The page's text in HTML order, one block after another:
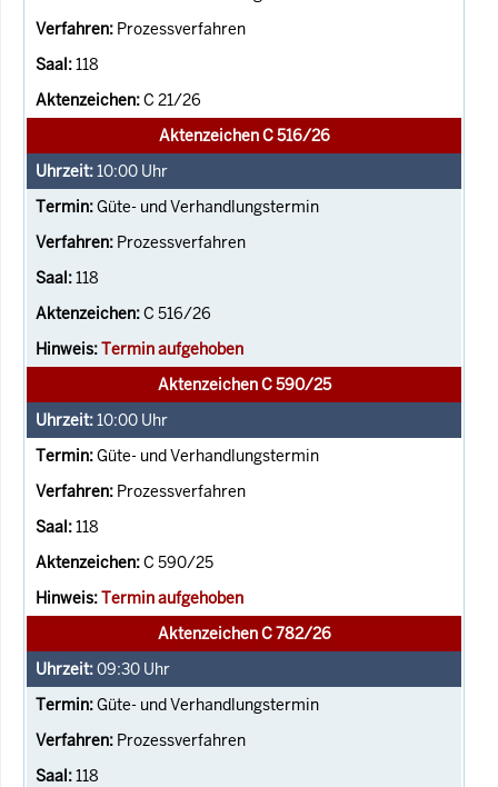
Prozessverfahren
118
C 21/26
Aktenzeichen C 516/26
10:00 Uhr
Güte- und Verhandlungstermin
Prozessverfahren
118
C 516/26
Termin aufgehoben
Aktenzeichen C 590/25
10:00 Uhr
Güte- und Verhandlungstermin
Prozessverfahren
118
C 590/25
Termin aufgehoben
Aktenzeichen C 782/26
09:30 Uhr
Güte- und Verhandlungstermin
Prozessverfahren
118